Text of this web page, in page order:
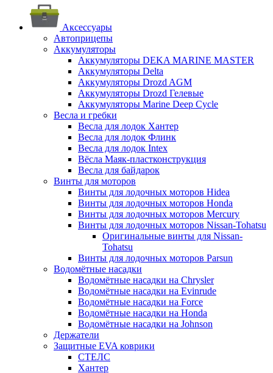
Аксессуары
Автоприцепы
Аккумуляторы
Аккумуляторы DEKA MARINE MASTER
Аккумуляторы Delta
Аккумуляторы Drozd AGM
Аккумуляторы Drozd Гелевые
Аккумуляторы Marine Deep Cycle
Весла и гребки
Весла для лодок Хантер
Весла для лодок Флинк
Весла для лодок Intex
Вёсла Маяк-пластконструкция
Весла для байдарок
Винты для моторов
Винты для лодочных моторов Hidea
Винты для лодочных моторов Honda
Винты для лодочных моторов Mercury
Винты для лодочных моторов Nissan-Tohatsu
Оригинальные винты для Nissan-
Tohatsu
Винты для лодочных моторов Parsun
Водомётные насадки
Водомётные насадки на Chrysler
Водомётные насадки на Evinrude
Водомётные насадки на Force
Водомётные насадки на Honda
Водомётные насадки на Johnson
Держатели
Защитные EVA коврики
СТЕЛС
Хантер